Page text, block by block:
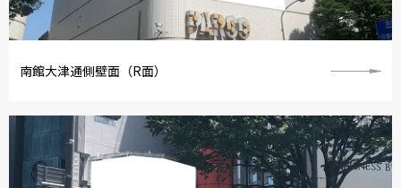
南館大津通側壁面（R面）